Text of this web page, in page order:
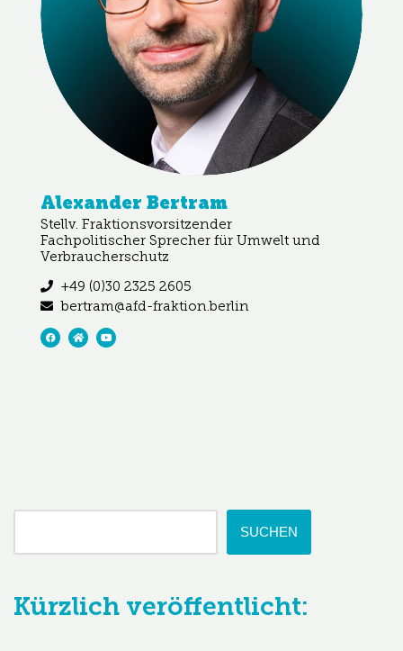
Alexander Bertram
Stellv. Fraktionsvorsitzender
Fachpolitischer Sprecher für Umwelt und
Verbraucherschutz
+49 (0)30 2325 2605
bertram@afd-fraktion.berlin
SUCHEN
Kürzlich veröffentlicht: